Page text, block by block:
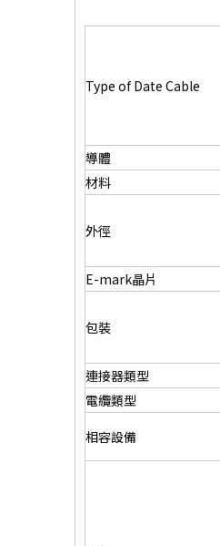
Type of Date Cable
導體
材料
外徑
E-mark晶片
包裝
連接器類型
電纜類型
相容設備